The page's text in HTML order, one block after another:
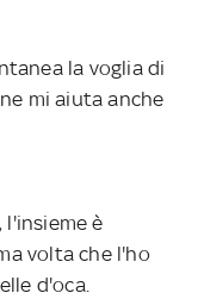
la voglia di
mi aiuta anche
l'insieme è
volta che l'ho
d'oca.